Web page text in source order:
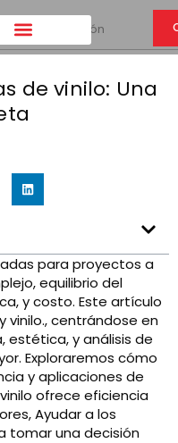
comparación
de vinilo: Una
para proyectos a
equilibrio del
y costo. Este artículo
vinilo., centrándose en
estética, y análisis de
Exploraremos cómo
y aplicaciones de
ofrece eficiencia
Ayudar a los
tomar una decisión